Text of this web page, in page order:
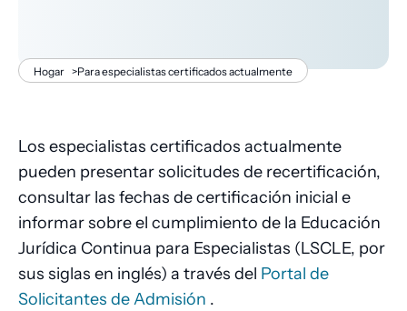
Migaja
pan
Hogar >Para especialistas certificados actualmente
Los especialistas certificados actualmente
pueden presentar solicitudes de recertificación,
consultar las fechas de certificación inicial e
informar sobre el cumplimiento de la Educación
Jurídica Continua para Especialistas (LSCLE, por
sus siglas en inglés) a través del Portal de
Solicitantes de Admisión .